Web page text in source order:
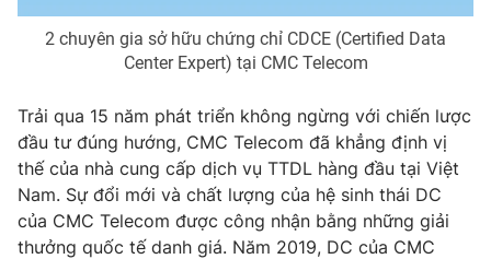
2 chuyên gia sở hữu chứng chỉ CDCE (Certified Data
Center Expert) tại CMC Telecom
Trải qua 15 năm phát triển không ngừng với chiến lược
đầu tư đúng hướng, CMC Telecom đã khẳng định vị
thế của nhà cung cấp dịch vụ TTDL hàng đầu tại Việt
Nam. Sự đổi mới và chất lượng của hệ sinh thái DC
của CMC Telecom được công nhận bằng những giải
thưởng quốc tế danh giá. Năm 2019, DC của CMC